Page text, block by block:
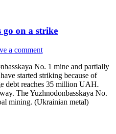
go on a strike
a comment
No. 1 mine and partially
started striking because of
debt reaches 35 million UAH.
The Yuzhnodonbasskaya No.
mining. (Ukrainian metal)